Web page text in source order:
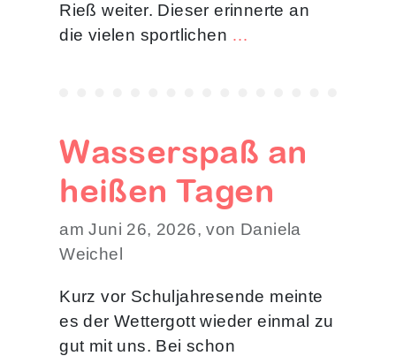
Rieß weiter. Dieser erinnerte an
die vielen sportlichen …
Wasserspaß an
heißen Tagen
am Juni 26, 2026, von Daniela
Weichel
Kurz vor Schuljahresende meinte
es der Wettergott wieder einmal zu
gut mit uns. Bei schon